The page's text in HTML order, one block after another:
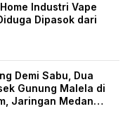
Industri Vape
Dipasok dari
Demi Sabu, Dua
Gunung Malela di
Jaringan Medan